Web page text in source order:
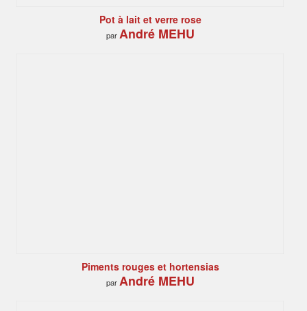
Pot à lait et verre rose
parAndré MEHU
Piments rouges et hortensias
parAndré MEHU